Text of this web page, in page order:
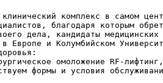
комплекс в самом
благодаря которым
дела, кандидаты
Европе и Колумбийском
омоложение RF-
формы и условия